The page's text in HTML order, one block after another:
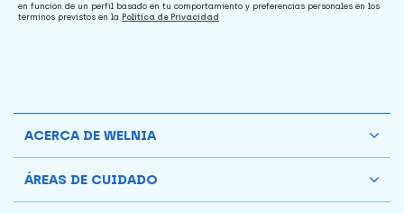
en función de un perfil basado en tu comportamiento y preferencias personales en los
términos previstos en la Política de Privacidad
ACERCA DE WELNIA
ÁREAS DE CUIDADO